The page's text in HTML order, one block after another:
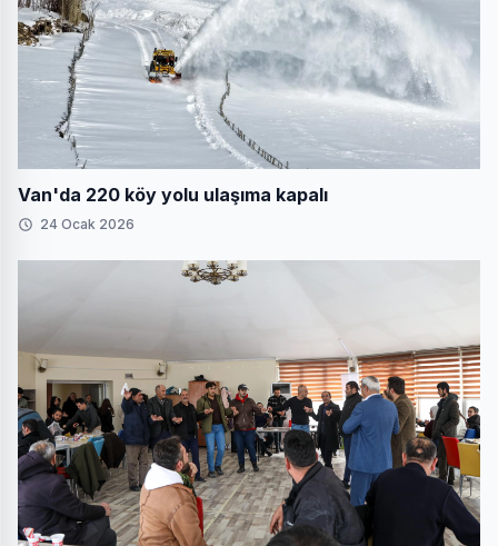
Van'da 220 köy yolu ulaşıma kapalı
24 Ocak 2026